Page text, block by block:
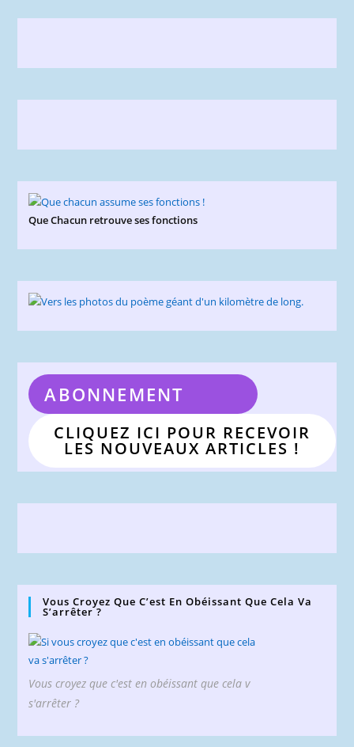
Que Chacun retrouve ses fonctions
ABONNEMENT
CLIQUEZ ICI POUR RECEVOIR
LES NOUVEAUX ARTICLES !
Vous Croyez Que C’est En Obéissant Que Cela Va
S’arrêter ?
Vous croyez que c'est en obéissant que cela v
s'arrêter ?